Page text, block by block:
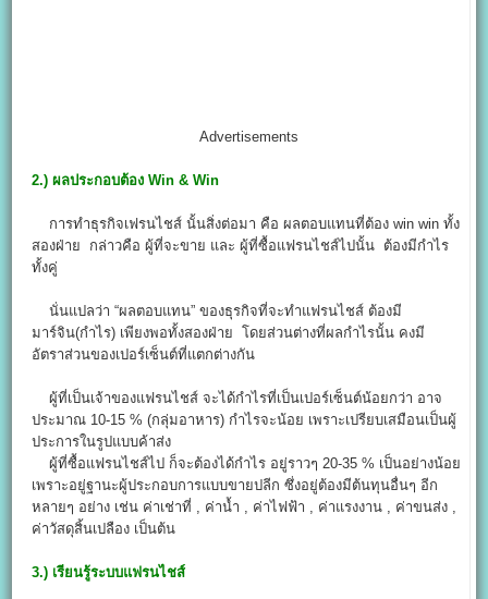
Advertisements
2.) ผลประกอบต้อง Win & Win
การทําธุรกิจเฟรนไชส์ นั้นสิ่งต่อมา คือ ผลตอบแทนที่ต้อง win win ทั้ง
สองฝ่าย กล่าวคือ ผู้ที่จะขาย และ ผู้ที่ซื้อแฟรนไชส์ไปนั้น ต้องมีกำไร
ทั้งคู่
นั่นแปลว่า “ผลตอบแทน” ของธุรกิจที่จะทำแฟรนไชส์ ต้องมี
มาร์จิน(กำไร) เพียงพอทั้งสองฝ่าย โดยส่วนต่างที่ผลกำไรนั้น คงมี
อัตราส่วนของเปอร์เซ็นต์ที่แตกต่างกัน
ผู้ที่เป็นเจ้าของแฟรนไชส์ จะได้กำไรที่เป็นเปอร์เซ็นต์น้อยกว่า อาจ
ประมาณ 10-15 % (กลุ่มอาหาร) กำไรจะน้อย เพราะเปรียบเสมือนเป็นผู้
ประการในรูปแบบค้าส่ง
ผู้ที่ซื้อแฟรนไชส์ไป ก็จะต้องได้กำไร อยู่ราวๆ 20-35 % เป็นอย่างน้อย
เพราะอยู่ฐานะผู้ประกอบการแบบขายปลีก ซึ่งอยู่ต้องมีต้นทุนอื่นๆ อีก
หลายๆ อย่าง เช่น ค่าเช่าที่ , ค่าน้ำ , ค่าไฟฟ้า , ค่าแรงงาน , ค่าขนส่ง ,
ค่าวัสดุสิ้นเปลือง เป็นต้น
3.) เรียนรู้ระบบแฟรนไชส์